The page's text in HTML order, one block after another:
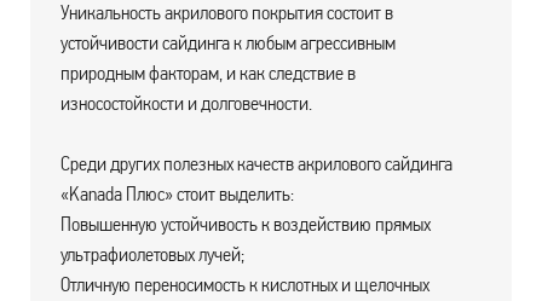
Уникальность акрилового покрытия состоит в
устойчивости сайдинга к любым агрессивным
природным факторам, и как следствие в
износостойкости и долговечности.
Среди других полезных качеств акрилового сайдинга
«Kanada Плюс» стоит выделить:
Повышенную устойчивость к воздействию прямых
ультрафиолетовых лучей;
Отличную переносимость к кислотных и щелочных